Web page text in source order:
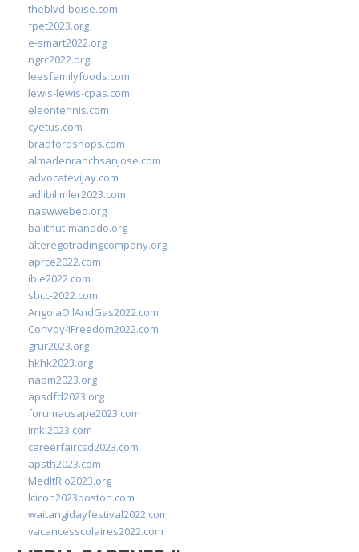
theblvd-boise.com
fpet2023.org
e-smart2022.org
ngrc2022.org
leesfamilyfoods.com
lewis-lewis-cpas.com
eleontennis.com
cyetus.com
bradfordshops.com
almadenranchsanjose.com
advocatevijay.com
adlibilimler2023.com
naswwebed.org
balithut-manado.org
alteregotradingcompany.org
aprce2022.com
ibie2022.com
sbcc-2022.com
AngolaOilAndGas2022.com
Convoy4Freedom2022.com
grur2023.org
hkhk2023.org
napm2023.org
apsdfd2023.org
forumausape2023.com
imkl2023.com
careerfaircsd2023.com
apsth2023.com
MedItRio2023.org
lcicon2023boston.com
waitangidayfestival2022.com
vacancesscolaires2022.com